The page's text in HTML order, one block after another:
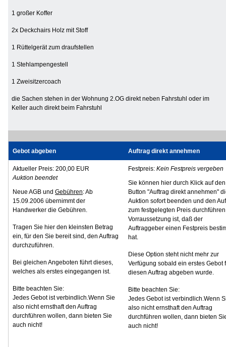
1 großer Koffer
2x Deckchairs Holz mit Stoff
1 Rüttelgerät zum draufstellen
1 Stehlampengestell
1 Zweisitzercoach
die Sachen stehen in der Wohnung 2.OG direkt neben Fahrstuhl oder im
Keller auch direkt beim Fahrstuhl
Gebot abgeben Auftrag direkt annehmen
Aktueller Preis: 200,00 EUR
Auktion beendet
Neue AGB und Gebühren: Ab
15.09.2006 übernimmt der
Handwerker die Gebühren.
Tragen Sie hier den kleinsten Betrag
ein, für den Sie bereit sind, den Auftrag
durchzuführen.
Bei gleichen Angeboten führt dieses,
welches als erstes eingegangen ist.
Bitte beachten Sie:
Jedes Gebot ist verbindlich.Wenn Sie
also nicht ernsthaft den Auftrag
durchführen wollen, dann bieten Sie
auch nicht!
Festpreis: Kein Festpreis vergeben
Sie können hier durch Klick auf den
Button "Auftrag direkt annehmen"
Auktion sofort beenden und den
zum festgelegten Preis
Vorraussetzung ist, daß der
Auftraggeber einen Festpreis
hat.
Diese Option steht nicht mehr zur
Verfügung sobald ein erstes Gebot
diesen Auftrag abgeben wurde.
Bitte beachten Sie:
Jedes Gebot ist verbindlich.Wenn
also nicht ernsthaft den Auftrag
durchführen wollen, dann bieten
auch nicht!